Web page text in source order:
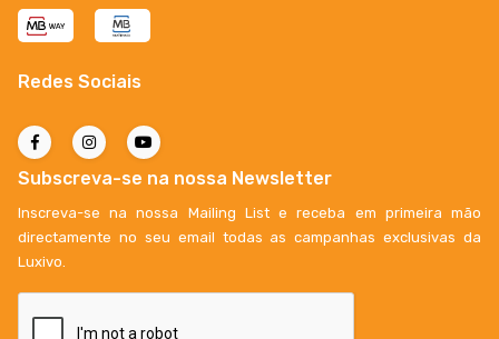
Redes Sociais
Subscreva-se na nossa Newsletter
Inscreva-se na nossa Mailing List e receba em primeira mão
directamente no seu email todas as campanhas exclusivas da
Luxivo.